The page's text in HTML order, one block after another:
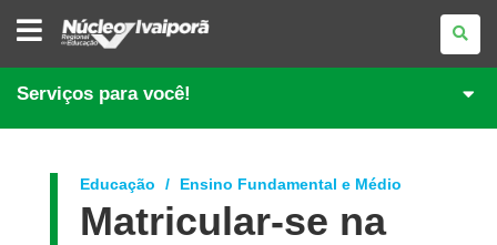
NÚCLEO
REGIONAL
EDUCAÇÃO
DE
IVAIPORÃ
Serviços para você!
Educação Ensino Fundamental e Médio
Matricular-se na